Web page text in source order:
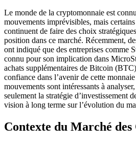
Le monde de la cryptomonnaie est
mouvements imprévisibles, mais
continuent de faire des choix
position dans ce marché. Récemment,
ont indiqué que des entreprises comme
connu pour son implication dans
achats supplémentaires de Bitcoin
confiance dans l’avenir de cette
mouvements sont intéressants à
seulement la stratégie d’investissement
vision à long terme sur l’évolution du
Contexte du Marché